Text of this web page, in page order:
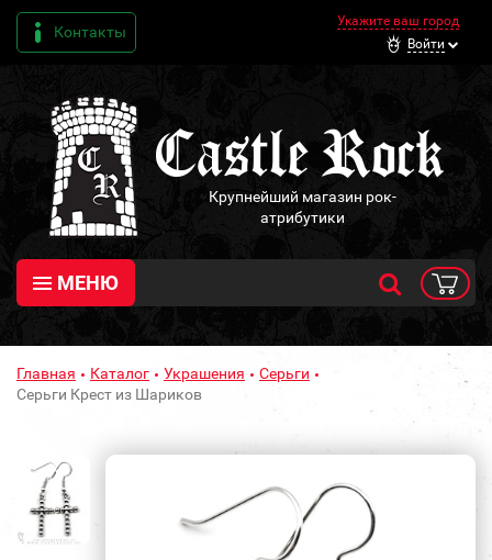
Контакты
Укажите ваш город
Войти
Крупнейший магазин рок-
атрибутики
МЕНЮ
Главная Каталог Украшения
Серьги
Серьги Крест из Шариков